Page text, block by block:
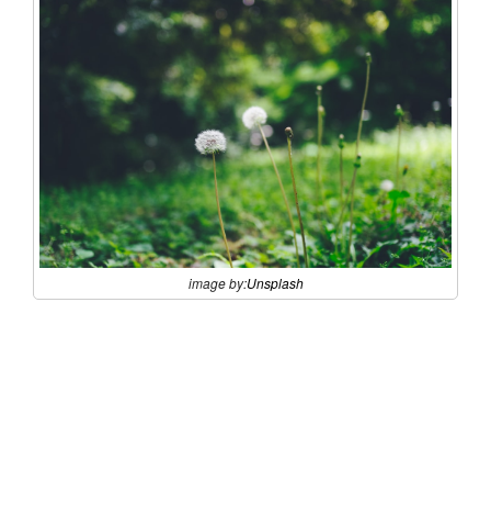
image by:Unsplash